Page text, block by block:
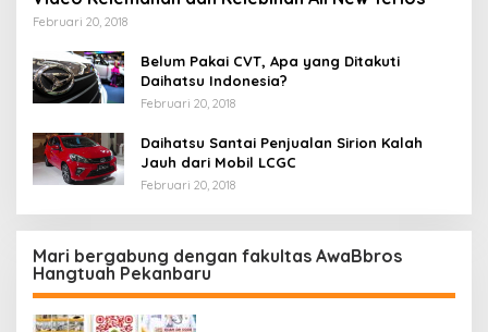
Februari 20, 2018
Belum Pakai CVT, Apa yang Ditakuti
Daihatsu Indonesia?
Februari 20, 2018
Daihatsu Santai Penjualan Sirion Kalah
Jauh dari Mobil LCGC
Februari 20, 2018
Mari bergabung dengan fakultas AwaBbros
Hangtuah Pekanbaru